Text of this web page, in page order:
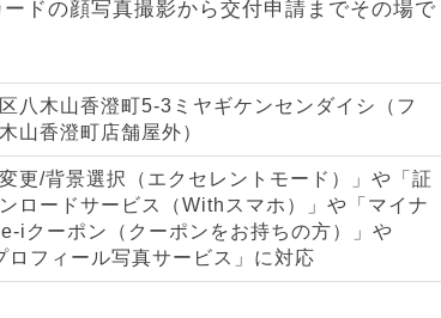
ドの顔写真撮影から交付申請までその場で
八木山香澄町5-3ミヤギケンセンダイシ（フ
山香澄町店舗屋外）
更/背景選択（エクセレントモード）」や「証
ロードサービス（Withスマホ）」や「マイナ
iクーポン（クーポンをお持ちの方）」や
ロフィール写真サービス」に対応